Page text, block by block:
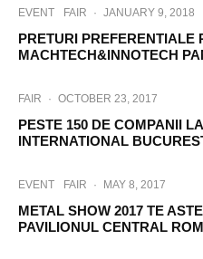
EVENT FAIR · JANUARY 9, 2018
PRETURI PREFERENTIALE
MACHTECH&INNOTECH
FAIR · OCTOBER 23, 2017
PESTE 150 DE COMPANII
INTERNATIONAL
EVENT FAIR · MAY 8, 2017
METAL SHOW 2017 TE
PAVILIONUL CENTRAL